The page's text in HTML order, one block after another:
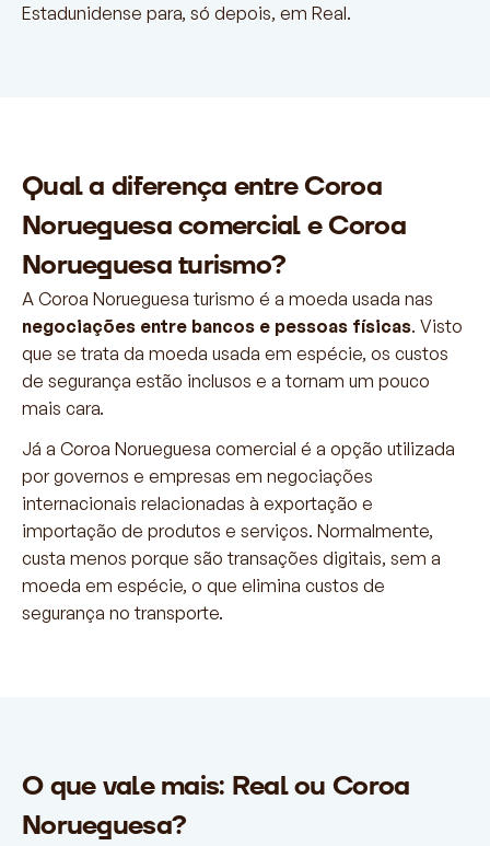
Estadunidense para, só depois, em Real.
Qual a diferença entre Coroa
Norueguesa comercial e Coroa
Norueguesa turismo?
A Coroa Norueguesa turismo é a moeda usada nas
negociações entre bancos e pessoas físicas. Visto
que se trata da moeda usada em espécie, os custos
de segurança estão inclusos e a tornam um pouco
mais cara.
Já a Coroa Norueguesa comercial é a opção utilizada
por governos e empresas em negociações
internacionais relacionadas à exportação e
importação de produtos e serviços. Normalmente,
custa menos porque são transações digitais, sem a
moeda em espécie, o que elimina custos de
segurança no transporte.
O que vale mais: Real ou Coroa
Norueguesa?